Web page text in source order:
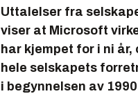
Uttalelser fra
viser at Microsoft
har kjempet for i ni
hele selskapets
i begynnelsen av